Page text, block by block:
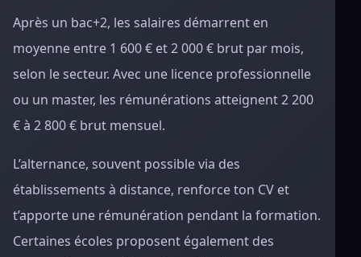
Après un bac+2, les salaires démarrent en
moyenne entre 1 600 € et 2 000 € brut par mois,
selon le secteur. Avec une licence professionnelle
ou un master, les rémunérations atteignent 2 200
€ à 2 800 € brut mensuel.
L’alternance, souvent possible via des
établissements à distance, renforce ton CV et
t’apporte une rémunération pendant la formation.
Certaines écoles proposent également des